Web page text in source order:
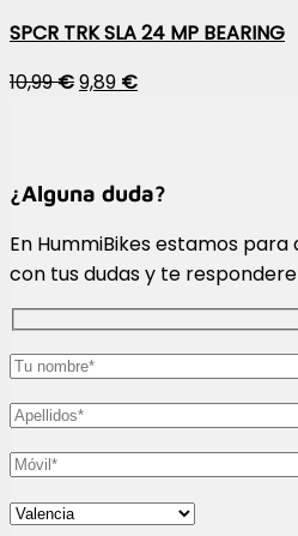
SPCR TRK SLA 24 MP BEARING
10,99€9,89 €
¿Alguna duda?
En HummiBikes estamos
con tus dudas y te